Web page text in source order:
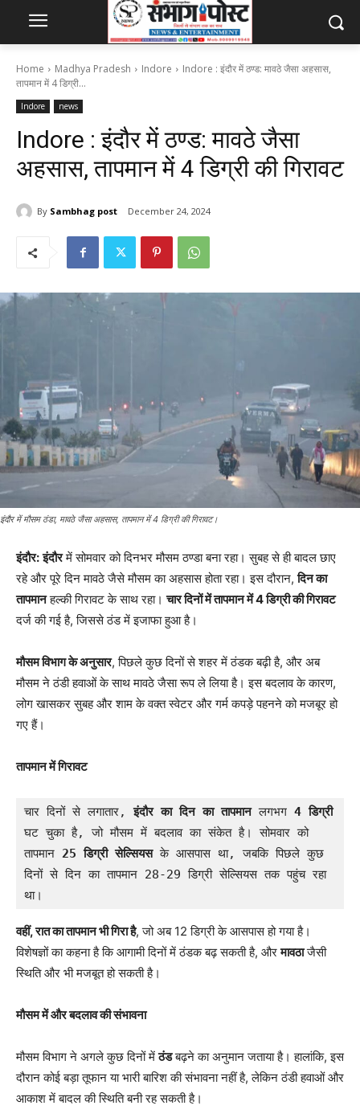
Home Madhya Pradesh Indore
Indore : इंदौर में ठण्ड: मावठे जैसा अहसास,
तापमान में 4 डिग्री...
Indore news
Indore : इंदौर में ठण्ड: मावठे जैसा
अहसास, तापमान में 4 डिग्री की गिरावट
By Sambhag post December 24, 2024
इंदौर में मौसम ठंडा, मावठे जैसा अहसास, तापमान में 4 डिग्री की गिरावट।
इंदौर: इंदौरमें सोमवार को दिनभर मौसम ठण्डा बना रहा। सुबह से ही बादल छाए
रहे और पूरे दिन मावठे जैसे मौसम का अहसास होता रहा। इस दौरान,दिन का
तापमानहल्की गिरावट के साथ रहा।चार दिनों में तापमान में 4 डिग्री की गिरावट
दर्ज की गई है, जिससे ठंड में इजाफा हुआ है।
मौसम विभाग के अनुसार, पिछले कुछ दिनों से शहर में ठंडक बढ़ी है, और अब
मौसम ने ठंडी हवाओं के साथ मावठे जैसा रूप ले लिया है। इस बदलाव के कारण,
लोग खासकर सुबह और शाम के वक्त स्वेटर और गर्म कपड़े पहनने को मजबूर हो
गए हैं।
तापमान में गिरावट
चार दिनों से लगातार, इंदौर का दिन का तापमान लगभग 4 डिग्री
घट चुका है, जो मौसम में बदलाव का संकेत है। सोमवार को
तापमान 25 डिग्री सेल्सियस के आसपास था, जबकि पिछले कुछ
दिनों से दिन का तापमान 28-29 डिग्री सेल्सियस तक पहुंच रहा
था।
वहीं, रात का तापमान भी गिरा है, जो अब 12 डिग्री के आसपास हो गया है।
विशेषज्ञों का कहना है कि आगामी दिनों में ठंडक बढ़ सकती है, औरमावठाजैसी
स्थिति और भी मजबूत हो सकती है।
मौसम में और बदलाव की संभावना
मौसम विभाग ने अगले कुछ दिनों मेंठंडबढ़ने का अनुमान जताया है। हालांकि, इस
दौरान कोई बड़ा तूफान या भारी बारिश की संभावना नहीं है, लेकिन ठंडी हवाओं और
आकाश में बादल की स्थिति बनी रह सकती है।